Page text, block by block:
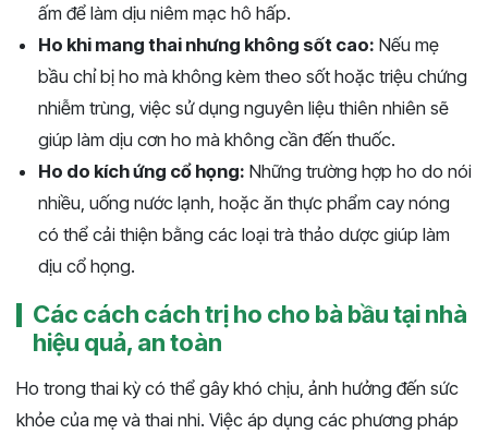
ấm để làm dịu niêm mạc hô hấp.
Ho khi mang thai nhưng không sốt cao: Nếu mẹ
bầu chỉ bị ho mà không kèm theo sốt hoặc triệu chứng
nhiễm trùng, việc sử dụng nguyên liệu thiên nhiên sẽ
giúp làm dịu cơn ho mà không cần đến thuốc.
Ho do kích ứng cổ họng: Những trường hợp ho do nói
nhiều, uống nước lạnh, hoặc ăn thực phẩm cay nóng
có thể cải thiện bằng các loại trà thảo dược giúp làm
dịu cổ họng.
Các cách cách trị ho cho bà bầu tại nhà
hiệu quả, an toàn
Ho trong thai kỳ có thể gây khó chịu, ảnh hưởng đến sức
khỏe của mẹ và thai nhi. Việc áp dụng các phương pháp